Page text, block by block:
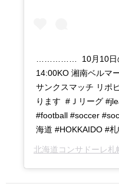
…………… 10月10日
14:00KO 湘南ベルマ
サンクスマッチ リポ
ります #Ｊリーグ
#football #soccer
海道 #HOKKAIDO #
北海道コンサドーレ札